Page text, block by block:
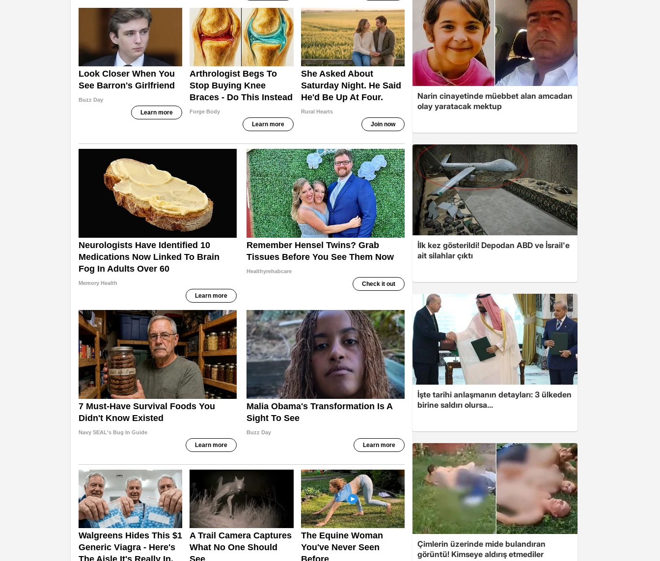
Narin cinayetinde müebbet alan amcadan
olay yaratacak mektup
İlk kez gösterildi! Depodan ABD ve İsrail'e
ait silahlar çıktı
İşte tarihi anlaşmanın detayları: 3 ülkeden
birine saldırı olursa...
Çimlerin üzerinde mide bulandıran
görüntü! Kimseye aldırış etmediler